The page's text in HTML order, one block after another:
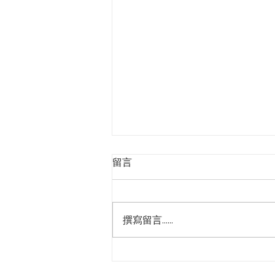
留言
撰寫留言......